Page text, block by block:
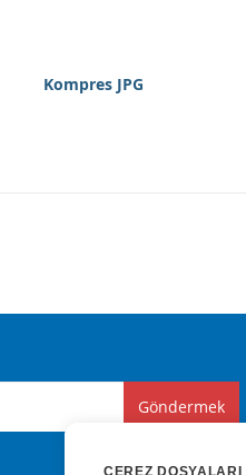
Kompres JPG
Göndermek
ÇEREZ DOSYALARI